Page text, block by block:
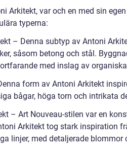
Arkitekt, var och en med sin
typerna:
– Denna subtyp av Antoni
såsom betong och stål.
med inslag av
form av Antoni Arkitekt
bågar, höga torn och intrikata
– Art Nouveau-stilen var en
Arkitekt tog stark inspiration
linjer, med detaljerade